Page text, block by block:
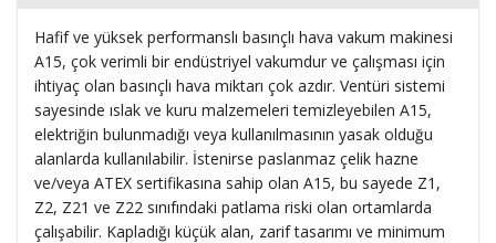
Hafif ve yüksek performanslı basınçlı hava vakum makinesi
A15, çok verimli bir endüstriyel vakumdur ve çalışması için
ihtiyaç olan basınçlı hava miktarı çok azdır. Ventüri sistemi
sayesinde ıslak ve kuru malzemeleri temizleyebilen A15,
elektriğin bulunmadığı veya kullanılmasının yasak olduğu
alanlarda kullanılabilir. İstenirse paslanmaz çelik hazne
ve/veya ATEX sertifikasına sahip olan A15, bu sayede Z1,
Z2, Z21 ve Z22 sınıfındaki patlama riski olan ortamlarda
çalışabilir. Kapladığı küçük alan, zarif tasarımı ve minimum